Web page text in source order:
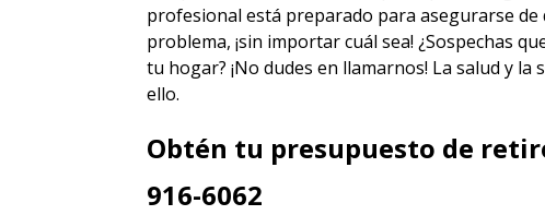
profesional está preparado para asegurarse
problema, ¡sin importar cuál sea! ¿Sospechas
tu hogar? ¡No dudes en llamarnos! La salud y
ello.
Obtén tu presupuesto de
916-6062